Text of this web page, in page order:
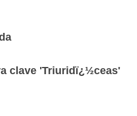
clave 'Triuridï¿½ceas'